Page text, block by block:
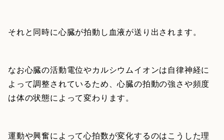
それと同時に心臓が拍動し血液が送り出されます。
なお心臓の活動電位やカルシウムイオンは自律神経に
よって調整されているため、心臓の拍動の強さや頻度
は体の状態によって変わります。
運動や興奮によって心拍数が変化するのはこうした理